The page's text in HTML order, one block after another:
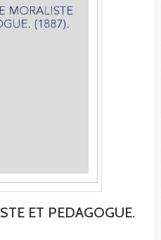
ET PEDAGOGUE.